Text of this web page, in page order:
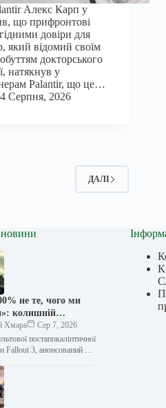
Алекс Карп у
що прифронтові
довіри для
який відомий своїм
докторського
натякнув у
Palantir, що це…
4 Серпня, 2026
ДАЛІ
не те, чого ми
колишній
Fallout 3 розповів,
від Fallout 3
Хмара
Сер 7, 2026
постапокаліптичної
Fallout 3, анонсований у
чуток, викликав ажіотаж